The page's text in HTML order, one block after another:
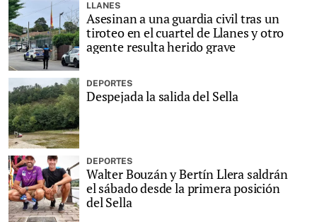
LLANES
Asesinan a una guardia civil tras un
tiroteo en el cuartel de Llanes y otro
agente resulta herido grave
DEPORTES
Despejada la salida del Sella
DEPORTES
Walter Bouzán y Bertín Llera saldrán
el sábado desde la primera posición
del Sella